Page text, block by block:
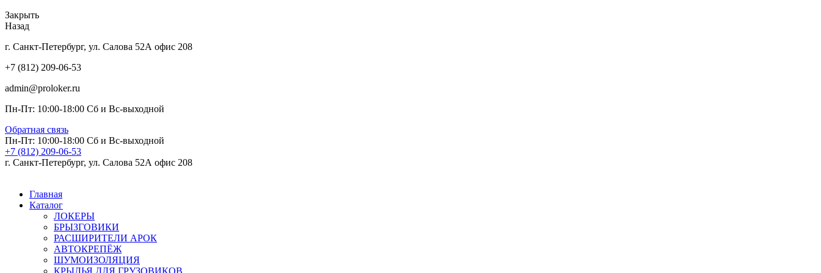
Закрыть
Назад
г. Санкт-Петербург, ул. Салова 52А офис 208
+7 (812) 209-06-53
admin@proloker.ru
Пн-Пт: 10:00-18:00 Сб и Вс-выходной
Обратная связь
Пн-Пт: 10:00-18:00 Сб и Вс-выходной
+7 (812) 209-06-53
г. Санкт-Петербург, ул. Салова 52А офис 208
Главная
Каталог
ЛОКЕРЫ
БРЫЗГОВИКИ
РАСШИРИТЕЛИ АРОК
АВТОКРЕПЁЖ
ШУМОИЗОЛЯЦИЯ
КРЫЛЬЯ ДЛЯ ГРУЗОВИКОВ